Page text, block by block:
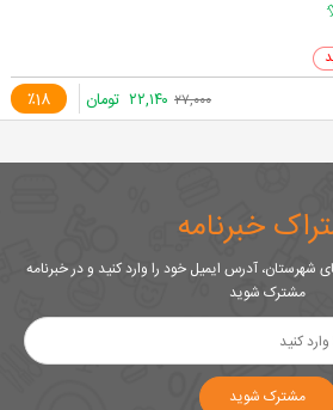
٪18 ۲۷,۰۰۰ ۲۲,۱۴۰ تومان
خبرنامه
آدرس ایمیل خود را وارد کنید و در خبرنامه
مشترک شوید
مشترک شوید